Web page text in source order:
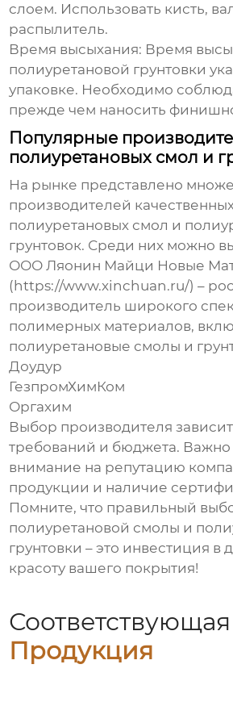
слоем. Использовать кисть,
распылитель.
Время высыхания: Время
полиуретановой грунтовки
упаковке. Необходимо
прежде чем наносить
Популярные
полиуретановых смол и
На рынке представлено
производителей
полиуретановых смол и
грунтовок. Среди них можно
ООО Ляонин Майци Новые
(https://www.xinchuan.ru/) –
производитель широкого
полимерных материалов,
полиуретановые смолы и
Доудур
ГезпромХимКом
Оргахим
Выбор производителя
требований и бюджета.
внимание на репутацию
продукции и наличие
Помните, что правильный
полиуретановой смолы и
грунтовки – это инвестиция в
красоту вашего покрытия!
Соответствующая
Продукция